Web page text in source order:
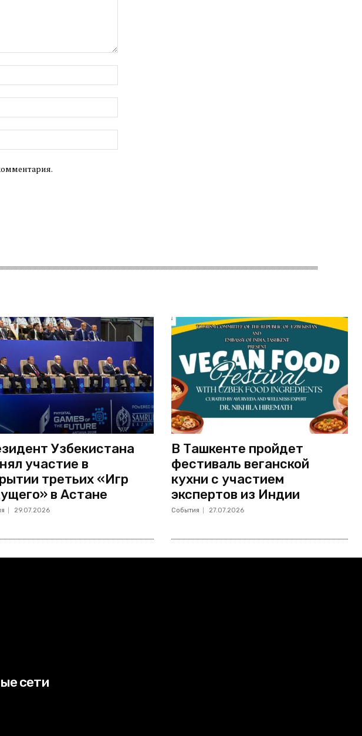
почта:*
Сайт:
Узбекистана
участие в
третьих «Игр
в Астане
29.07.2026
В Ташкенте пройдет
фестиваль веганской
кухни с участием
экспертов из Индии
События 27.07.2026
сети